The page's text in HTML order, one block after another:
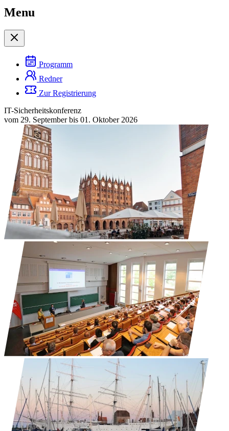
Menu
Programm
Redner
Zur Registrierung
IT-Sicherheitskonferenz
vom 29. September bis 01. Oktober 2026